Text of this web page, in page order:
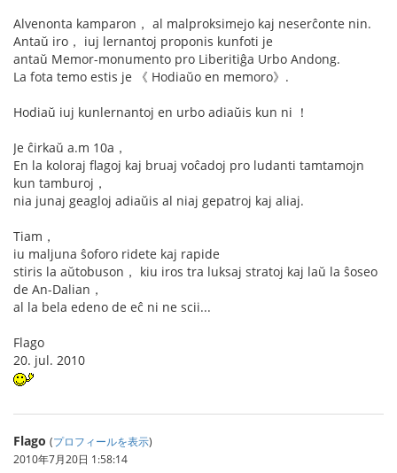
Alvenonta kamparon， al malproksimejo kaj neserĉonte nin.
Antaŭ iro， iuj lernantoj proponis kunfoti je
antaŭ Memor-monumento pro Liberitiĝa Urbo Andong.
La fota temo estis je 《 Hodiaŭo en memoro》.
Hodiaŭ iuj kunlernantoj en urbo adiaŭis kun ni ！
Je ĉirkaŭ a.m 10a，
En la koloraj flagoj kaj bruaj voĉadoj pro ludanti tamtamojn
kun tamburoj，
nia junaj geagloj adiaŭis al niaj gepatroj kaj aliaj.
Tiam，
iu maljuna ŝoforo ridete kaj rapide
stiris la aŭtobuson， kiu iros tra luksaj stratoj kaj laŭ la ŝoseo
de An-Dalian，
al la bela edeno de eĉ ni ne scii...
Flago
20. jul. 2010
Flago (プロフィールを表示)
2010年7月20日 1:58:14